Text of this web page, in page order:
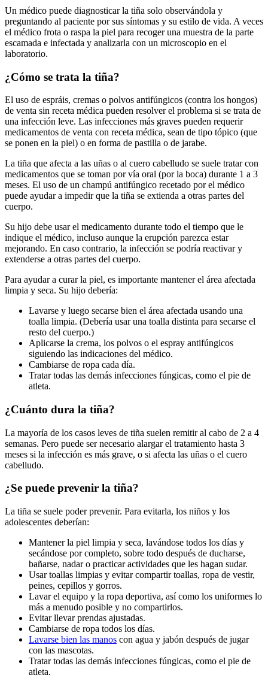
Un médico puede diagnosticar la tiña solo observándola y
preguntando al paciente por sus síntomas y su estilo de vida. A veces
el médico frota o raspa la piel para recoger una muestra de la parte
escamada e infectada y analizarla con un microscopio en el
laboratorio.
¿Cómo se trata la tiña?
El uso de espráis, cremas o polvos antifúngicos (contra los hongos)
de venta sin receta médica pueden resolver el problema si se trata de
una infección leve. Las infecciones más graves pueden requerir
medicamentos de venta con receta médica, sean de tipo tópico (que
se ponen en la piel) o en forma de pastilla o de jarabe.
La tiña que afecta a las uñas o al cuero cabelludo se suele tratar con
medicamentos que se toman por vía oral (por la boca) durante 1 a 3
meses. El uso de un champú antifúngico recetado por el médico
puede ayudar a impedir que la tiña se extienda a otras partes del
cuerpo.
Su hijo debe usar el medicamento durante todo el tiempo que le
indique el médico, incluso aunque la erupción parezca estar
mejorando. En caso contrario, la infección se podría reactivar y
extenderse a otras partes del cuerpo.
Para ayudar a curar la piel, es importante mantener el área afectada
limpia y seca. Su hijo debería:
Lavarse y luego secarse bien el área afectada usando una
toalla limpia. (Debería usar una toalla distinta para secarse el
resto del cuerpo.)
Aplicarse la crema, los polvos o el espray antifúngicos
siguiendo las indicaciones del médico.
Cambiarse de ropa cada día.
Tratar todas las demás infecciones fúngicas, como el pie de
atleta.
¿Cuánto dura la tiña?
La mayoría de los casos leves de tiña suelen remitir al cabo de 2 a 4
semanas. Pero puede ser necesario alargar el tratamiento hasta 3
meses si la infección es más grave, o si afecta las uñas o el cuero
cabelludo.
¿Se puede prevenir la tiña?
La tiña se suele poder prevenir. Para evitarla, los niños y los
adolescentes deberían:
Mantener la piel limpia y seca, lavándose todos los días y
secándose por completo, sobre todo después de ducharse,
bañarse, nadar o practicar actividades que les hagan sudar.
Usar toallas limpias y evitar compartir toallas, ropa de vestir,
peines, cepillos y gorros.
Lavar el equipo y la ropa deportiva, así como los uniformes lo
más a menudo posible y no compartirlos.
Evitar llevar prendas ajustadas.
Cambiarse de ropa todos los días.
Lavarse bien las manos con agua y jabón después de jugar
con las mascotas.
Tratar todas las demás infecciones fúngicas, como el pie de
atleta.